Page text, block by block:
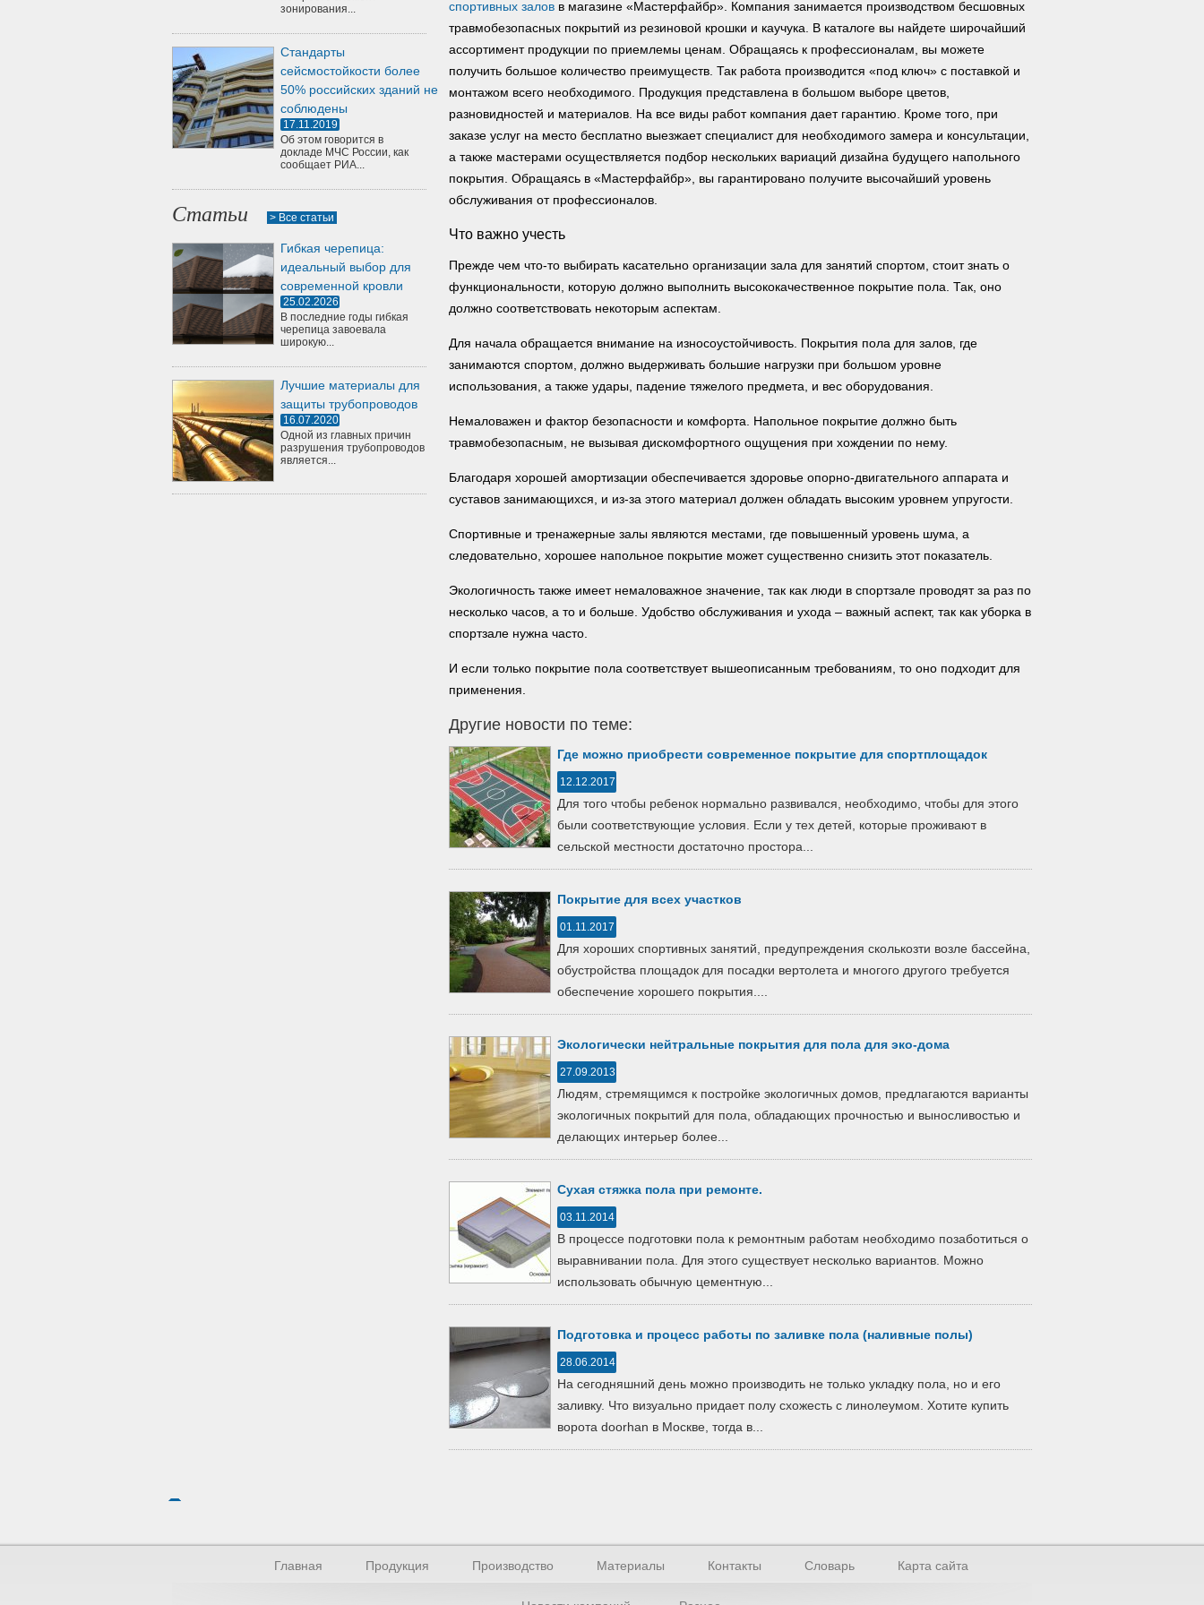
зонирования...
Стандарты
сейсмостойкости более
50% российских зданий не
соблюдены
17.11.2019
Об этом говорится в
докладе МЧС России, как
сообщает РИА...
Статьи > Все статьи
Гибкая черепица:
идеальный выбор для
современной кровли
25.02.2026
В последние годы гибкая
черепица завоевала
широкую...
Лучшие материалы для
защиты трубопроводов
16.07.2020
Одной из главных причин
разрушения трубопроводов
является...
спортивных залов в магазине «Мастерфайбр». Компания занимается производством бесшовных
травмобезопасных покрытий из резиновой крошки и каучука. В каталоге вы найдете широчайший
ассортимент продукции по приемлемы ценам. Обращаясь к профессионалам, вы можете
получить большое количество преимуществ. Так работа производится «под ключ» с поставкой и
монтажом всего необходимого. Продукция представлена в большом выборе цветов,
разновидностей и материалов. На все виды работ компания дает гарантию. Кроме того, при
заказе услуг на место бесплатно выезжает специалист для необходимого замера и консультации,
а также мастерами осуществляется подбор нескольких вариаций дизайна будущего напольного
покрытия. Обращаясь в «Мастерфайбр», вы гарантировано получите высочайший уровень
обслуживания от профессионалов.
Что важно учесть
Прежде чем что-то выбирать касательно организации зала для занятий спортом, стоит знать о
функциональности, которую должно выполнить высококачественное покрытие пола. Так, оно
должно соответствовать некоторым аспектам.
Для начала обращается внимание на износоустойчивость. Покрытия пола для залов, где
занимаются спортом, должно выдерживать большие нагрузки при большом уровне
использования, а также удары, падение тяжелого предмета, и вес оборудования.
Немаловажен и фактор безопасности и комфорта. Напольное покрытие должно быть
травмобезопасным, не вызывая дискомфортного ощущения при хождении по нему.
Благодаря хорошей амортизации обеспечивается здоровье опорно-двигательного аппарата и
суставов занимающихся, и из-за этого материал должен обладать высоким уровнем упругости.
Спортивные и тренажерные залы являются местами, где повышенный уровень шума, а
следовательно, хорошее напольное покрытие может существенно снизить этот показатель.
Экологичность также имеет немаловажное значение, так как люди в спортзале проводят за раз по
несколько часов, а то и больше. Удобство обслуживания и ухода – важный аспект, так как уборка в
спортзале нужна часто.
И если только покрытие пола соответствует вышеописанным требованиям, то оно подходит для
применения.
Другие новости по теме:
Где можно приобрести современное покрытие для спортплощадок
12.12.2017
Для того чтобы ребенок нормально развивался, необходимо, чтобы для этого
были соответствующие условия. Если у тех детей, которые проживают в
сельской местности достаточно простора...
Покрытие для всех участков
01.11.2017
Для хороших спортивных занятий, предупреждения сколькозти возле бассейна,
обустройства площадок для посадки вертолета и многого другого требуется
обеспечение хорошего покрытия....
Экологически нейтральные покрытия для пола для эко-дома
27.09.2013
Людям, стремящимся к постройке экологичных домов, предлагаются варианты
экологичных покрытий для пола, обладающих прочностью и выносливостью и
делающих интерьер более...
Сухая стяжка пола при ремонте.
03.11.2014
В процессе подготовки пола к ремонтным работам необходимо позаботиться о
выравнивании пола. Для этого существует несколько вариантов. Можно
использовать обычную цементную...
Подготовка и процесс работы по заливке пола (наливные полы)
28.06.2014
На сегодняшний день можно производить не только укладку пола, но и его
заливку. Что визуально придает полу схожесть с линолеумом. Хотите купить
ворота doorhan в Москве, тогда в...
Главная Продукция Производство Материалы Контакты Словарь Карта сайта